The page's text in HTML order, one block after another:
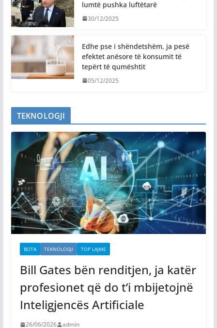
lumtë pushka luftëtarë
30/12/2025
Edhe pse i shëndetshëm, ja pesë
efektet anësore të konsumit të
tepërt të qumështit
05/12/2025
TEKNOLOGJI
BOTA TEKNOLOGJI TOP LAJME
Bill Gates bën renditjen, ja katër
profesionet që do t’i mbijetojnë
Inteligjencës Artificiale
26/06/2026 admin